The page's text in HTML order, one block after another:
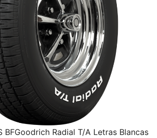
BFGoodrich Radial T/A Letras Blancas